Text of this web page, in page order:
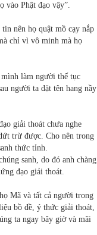
vào Phật đạo vậy”.
nên họ quật mồ cạy nắp
chỉ vì vô minh mà họ
mình làm người thế tục
người ta đặt tên hang nầy
giải thoát chưa nghe
trừ được. Cho nên trong
thức tỉnh.
sanh, do đó anh chàng
đạo giải thoát.
Mã và tất cả người trong
bồ đề, ý thức giải thoát,
ta ngay bây giờ và mãi